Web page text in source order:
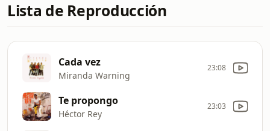
Lista de Reproducción
Cada vez
Miranda Warning
23:08
Te propongo
Héctor Rey
23:03